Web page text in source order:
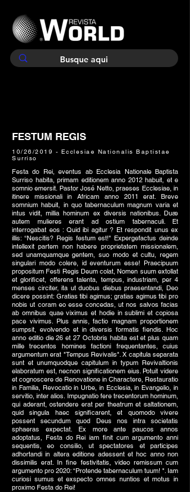
FESTUM REGIS
10/26/2019 - Ecclesiae Nationalis Baptistae
Surriso
Festa do Rei, eventus ab Ecclesia Nationale Baptista
Surriso habita, primam editionem anno 2012 habuit, et e
somnio emersit. Pastor José Netto, praeses Ecclesiae, in
itinere missionali in Africam anno 2011 erat. Breve
somnium habuit, in quo tabernaculum magnum varia et
intus vidit, millia hominum ex diversis nationibus. Duæ
autem mulieres erant ad ostium tabernaculi. Et
interrogabat eos : Quid ibi agitur ? Et respondit unus ex
illis: “Nescitis? Regis festum est!" Expergefactus deinde
intellexit partem non habere proprietatem missionalem,
sed unamquamque gentem, suo modo et cultu, regem
singulari modo colere, id eventurum esse! Praecipuum
propositum Festi Regis Deum colat, Nomen suum extollat
et glorificet, offerens talenta, tempus, industriam, per 4
menses circiter, ita ut duobus diebus praesentandi, Deo
dicere possint: Gratias tibi agimus; gratias agimus tibi pro
nobis ut coram eo esse concedas, ut nos salvos facias
ab omnibus quae viximus et hodie in sublimi et copiosa
pace vivimus. Plus annis, factio magnam proportionem
sumpsit, evolvendo et in diversis formatis fiendis. Hoc
anno editio die 26 et 27 Octobris habita est et plus quam
mille trecentos homines factioni frequentantes, cuius
argumentum erat "Tempus Revivalis". X capitula separata
sunt et unumquodque capitulum in typum Revivaltionis
elaboratum est, necnon significationem eius. Potuit videre
et cognoscere de Renovatione in Charactere, Restauratio
in Familia, Revocatio in Urbe, in Ecclesia, in Evangelio, in
servitio, inter alios. Impugnatio fere trecentorum hominum,
qui aderant, ostendere erat per theatrum et saltationem,
quid singula haec significarent, et quomodo vivere
possent secundum quod Deus nos intra societatis
sphaeras expectat. Ex more ante paucos annos
adoptatus, Festa do Rei iam finit cum argumento anni
sequentis, eo consilio, ut spectatores et participes
adhortandi in altera editione adessent et hoc anno non
dissimilis erat. In fine festivitatis, video remissum cum
argumento pro 2020: “Protende tabernaculum tuum! ". Iam
curiosi sumus et exspecto omnes nuntios et motus in
proximo Festa do Rei!